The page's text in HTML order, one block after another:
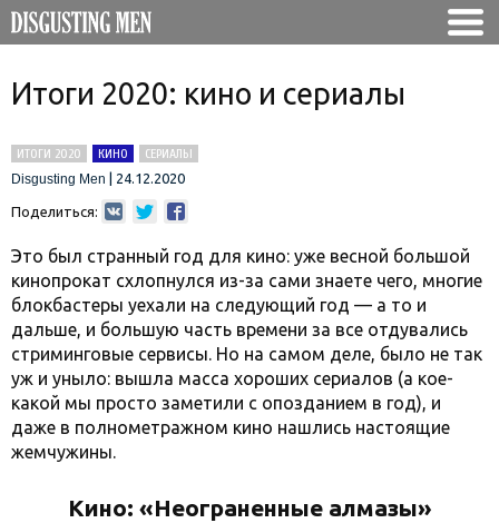
Итоги 2020: кино и сериалы
ИТОГИ 2020 КИНО
СЕРИАЛЫ
Disgusting Men
24.12.2020
Поделиться:
Это был странный год для кино: уже весной большой
кинопрокат схлопнулся из-за сами знаете чего, многие
блокбастеры уехали на следующий год — а то и
дальше, и большую часть времени за все отдувались
стриминговые сервисы. Но на самом деле, было не так
уж и уныло: вышла масса хороших сериалов (а кое-
какой мы просто заметили с опозданием в год), и
даже в полнометражном кино нашлись настоящие
жемчужины.
Кино: «Неограненные алмазы»